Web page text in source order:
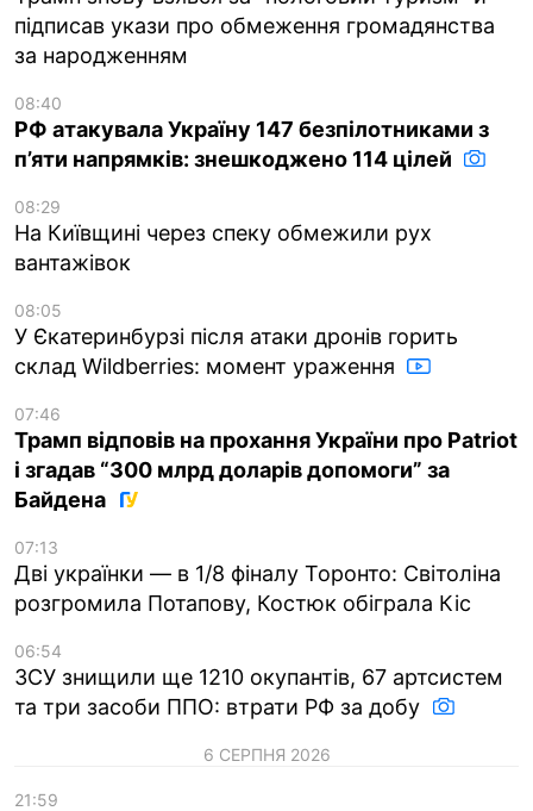
підписав укази про обмеження громадянства
за народженням
08:40
РФ атакувала Україну 147 безпілотниками з
п’яти напрямків: знешкоджено 114 цілей
08:29
На Київщині через спеку обмежили рух
вантажівок
08:05
У Єкатеринбурзі після атаки дронів горить
склад Wildberries: момент ураження
07:46
Трамп відповів на прохання України про Patriot
і згадав “300 млрд доларів допомоги” за
Байдена
07:13
Дві українки — в 1/8 фіналу Торонто: Світоліна
розгромила Потапову, Костюк обіграла Кіс
06:54
ЗСУ знищили ще 1210 окупантів, 67 артсистем
та три засоби ППО: втрати РФ за добу
6 СЕРПНЯ 2026
21:59